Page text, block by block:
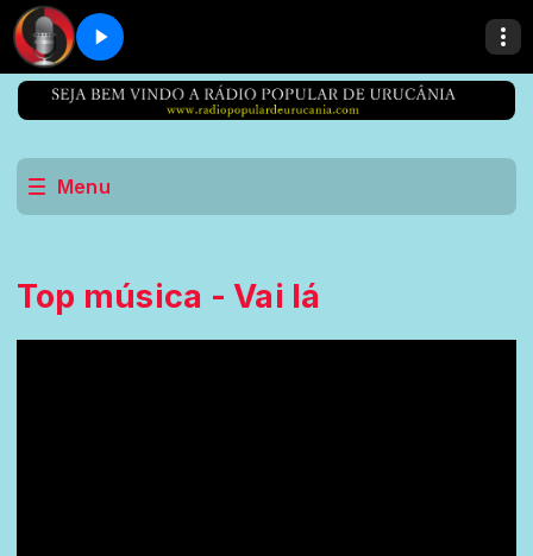
Menu
Top música - Vai lá